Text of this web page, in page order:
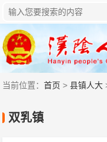
当前位置：首页 >县镇人大
双乳镇